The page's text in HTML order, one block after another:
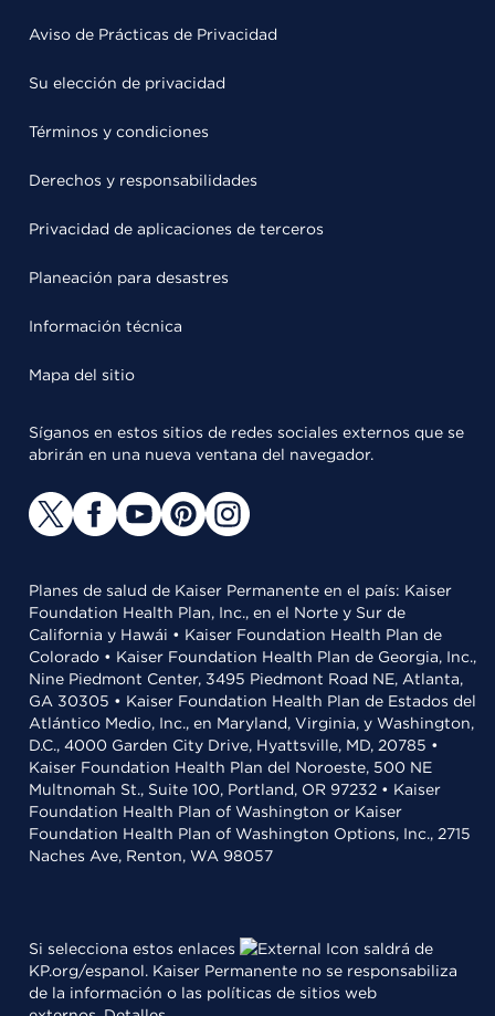
Aviso de Prácticas de Privacidad
Su elección de privacidad
Términos y condiciones
Derechos y responsabilidades
Privacidad de aplicaciones de terceros
Planeación para desastres
Información técnica
Mapa del sitio
Síganos en estos sitios de redes sociales externos que se
abrirán en una nueva ventana del navegador.
Planes de salud de Kaiser Permanente en el país: Kaiser
Foundation Health Plan, Inc., en el Norte y Sur de
California y Hawái • Kaiser Foundation Health Plan de
Colorado • Kaiser Foundation Health Plan de Georgia, Inc.,
Nine Piedmont Center, 3495 Piedmont Road NE, Atlanta,
GA 30305 • Kaiser Foundation Health Plan de Estados del
Atlántico Medio, Inc., en Maryland, Virginia, y Washington,
D.C., 4000 Garden City Drive, Hyattsville, MD, 20785 •
Kaiser Foundation Health Plan del Noroeste, 500 NE
Multnomah St., Suite 100, Portland, OR 97232 • Kaiser
Foundation Health Plan of Washington or Kaiser
Foundation Health Plan of Washington Options, Inc., 2715
Naches Ave, Renton, WA 98057
Si selecciona estos enlaces
saldrá de
KP.org/espanol. Kaiser Permanente no se responsabiliza
de la información o las políticas de sitios web